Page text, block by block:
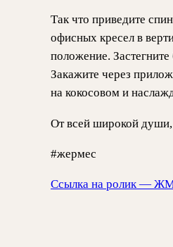
Так что приведите
офисных кресел в
положение.
Закажите через
на кокосовом и
От всей широкой души,
#жермес
Ссылка на ролик —